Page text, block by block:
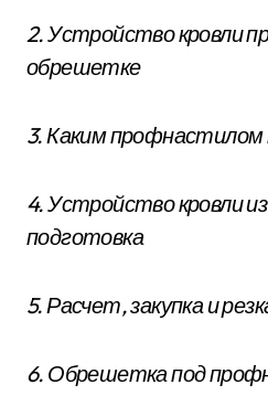
2. Устройство кровли
обрешетке
3. Каким
4. Устройство кровли
подготовка
5. Расчет, закупка и
6. Обрешетка под